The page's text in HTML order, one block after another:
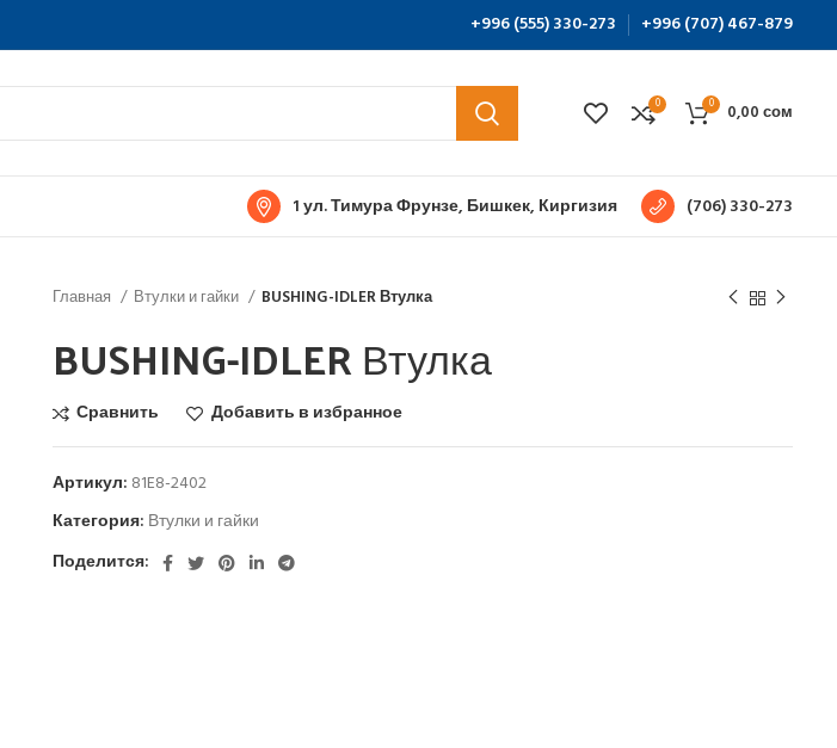
+996 (555) 330-273 +996 (707) 467-879
0 0 0,00сом
1 ул. Тимура Фрунзе, Бишкек, Киргизия (706) 330-273
Главная Втулки и гайки BUSHING-IDLER Втулка
BUSHING-IDLER Втулка
Сравнить Добавить в избранное
Артикул: 81E8-2402
Категория: Втулки и гайки
Поделится: